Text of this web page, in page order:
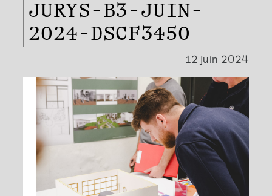
JURYS-B3-JUIN-
2024-DSCF3450
12 juin 2024